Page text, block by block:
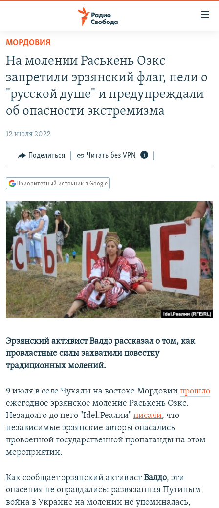
упрощенного
доступа
основному
содержанию
навигации
Вернутся
АВТОРСКИЕ ПРОЕКТЫ
ЦИТАТЫ СВОБОДЫ
IDEL.РЕАЛИИ
КАВКАЗ.РЕАЛИИ
СИБИРЬ.РЕАЛИИ
РАСПИСАНИЕ ВЕЩАНИЯ
ПОДПИШИТЕСЬ НА РАССЫЛКУ
СОЦИАЛЬНЫЕ СЕТИ
Все сайты РСЕ/РС
МОРДОВИЯ
На молении Раськень Озкс
запретили эрзянский флаг, пели о
"русской душе" и предупреждали
об опасности экстремизма
12 июля 2022
Поделиться Читать без VPN
Приоритетный источник в Google
Эрзянский активист Валдо рассказал о том, как
провластные силы захватили повестку
традиционных молений.
9 июля в селе Чукалы на востоке Мордовии прошло
ежегодное эрзянское моление Раськень Озкс.
Незадолго до него "Idel.Реалии" писали, что
независимые эрзянские авторы опасались
провоенной государственной пропаганды на этом
мероприятии.
Как сообщает эрзянский активистВалдо, эти
опасения не оправдались: развязанная Путиным
война в Украине на молении не упоминалась,